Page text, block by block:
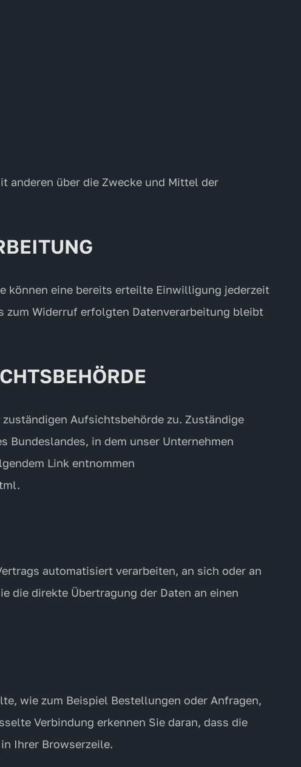
anderen über die Zwecke und Mittel der
können eine bereits erteilte Einwilligung jederzeit
zum Widerruf erfolgten Datenverarbeitung bleibt
Aufsichtsbehörde zu. Zuständige
in dem unser Unternehmen
Link entnommen
.
automatisiert verarbeiten, an sich oder an
die direkte Übertragung der Daten an einen
wie zum Beispiel Bestellungen oder Anfragen,
Verbindung erkennen Sie daran, dass die
Ihrer Browserzeile.